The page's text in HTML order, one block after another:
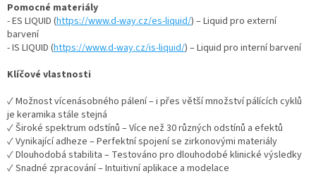
Pomocné materiály
- ES LIQUID (https://www.d-way.cz/es-liquid/) – Liquid pro externí
barvení
- IS LIQUID (https://www.d-way.cz/is-liquid/) – Liquid pro interní barvení
Klíčové vlastnosti
✓ Možnost vícenásobného pálení – i přes větší množství pálících cyklů
je keramika stále stejná
✓ Široké spektrum odstínů – Více než 30 různých odstínů a efektů
✓ Vynikající adheze – Perfektní spojení se zirkonovými materiály
✓ Dlouhodobá stabilita – Testováno pro dlouhodobé klinické výsledky
✓ Snadné zpracování – Intuitivní aplikace a modelace